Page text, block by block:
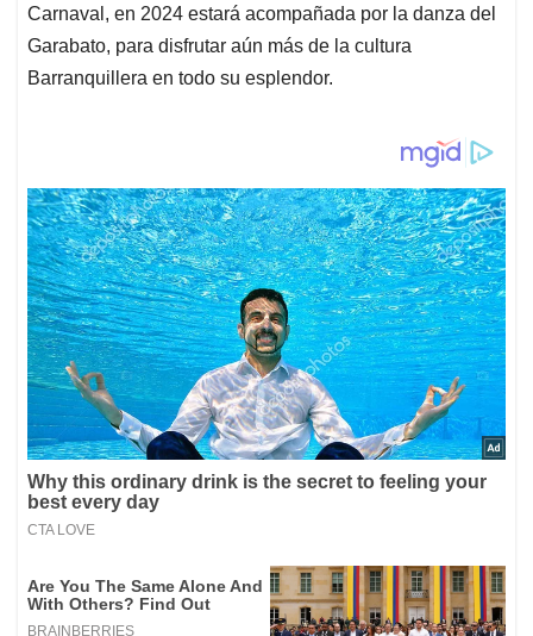
Carnaval, en 2024 estará acompañada por la danza del
Garabato, para disfrutar aún más de la cultura
Barranquillera en todo su esplendor.